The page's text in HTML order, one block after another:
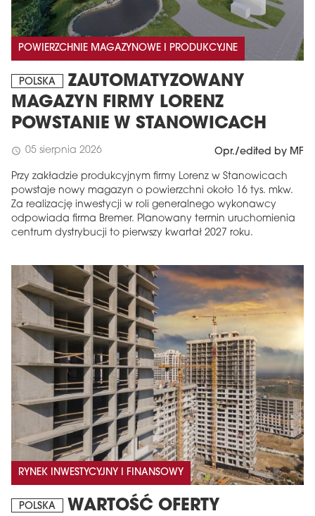
POWIERZCHNIE MAGAZYNOWE I PRODUKCYJNE
POLSKA
ZAUTOMATYZOWANY
MAGAZYN FIRMY LORENZ
POWSTANIE W STANOWICACH
schedule 05 sierpnia 2026 Opr./edited by MF
Przy zakładzie produkcyjnym firmy Lorenz w Stanowicach
powstaje nowy magazyn o powierzchni około 16 tys. mkw.
Za realizację inwestycji w roli generalnego wykonawcy
odpowiada firma Bremer. Planowany termin uruchomienia
centrum dystrybucji to pierwszy kwartał 2027 roku.
RYNEK INWESTYCYJNY I FINANSOWY
POLSKA
WARTOŚĆ OFERTY